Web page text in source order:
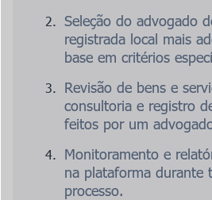
Seleção do advogado
registrada local mais
base em critérios
Revisão de bens e
consultoria e registro
feitos por um
Monitoramento e
na plataforma durante
processo.